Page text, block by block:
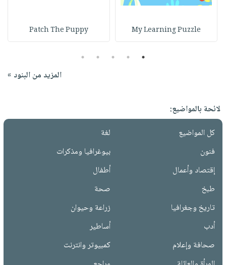
My Learning Puzzle
Patch The Puppy
1
2
3
4
5
المزيد من البنود »
لائحة بالمواضيع:
كل المواضيع
لغة
فنون
بيوغرافيا ومذكرات
إقتصاد وأعمال
أطفال
طبخ
صحة
تاريخ وجغرافيا
زراعة وحيوان
أدب
أساطير
صحافة وإعلام
كمبيوتر وانترنت